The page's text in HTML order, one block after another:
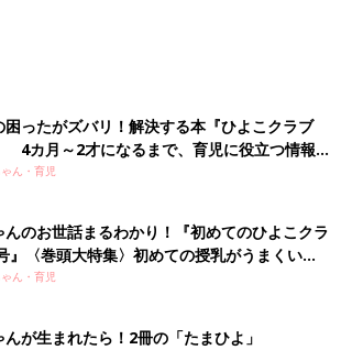
困ったがズバリ！解決する本『ひよこクラブ
4カ月～2才になるまで、育児に役立つ情報が
い！
ん・育児
んのお世話まるわかり！『初めてのひよこクラ
』〈巻頭大特集〉初めての授乳がうまくい
っぱい・ミルクの基本と夏のトラブル 解決テ
ん・育児
んが生まれたら！2冊の「たまひよ」